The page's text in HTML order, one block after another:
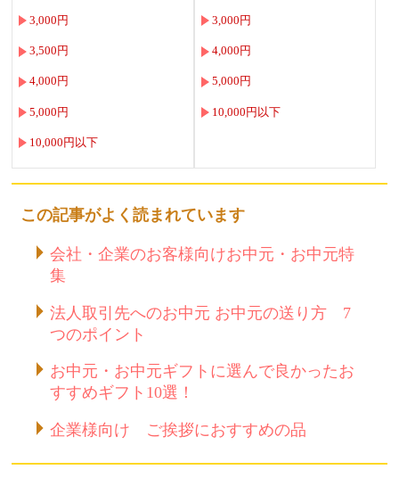
3,000円
3,500円
4,000円
5,000円
10,000円以下
3,000円
4,000円
5,000円
10,000円以下
この記事がよく読まれています
会社・企業のお客様向けお中元・お中元特
集
法人取引先へのお中元 お中元の送り方 7
つのポイント
お中元・お中元ギフトに選んで良かったお
すすめギフト10選！
企業様向け ご挨拶におすすめの品